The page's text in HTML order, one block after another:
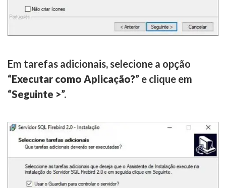
Em tarefas adicionais, selecione a opção
“Executar como Aplicação?” e clique em
“Seguinte >”.